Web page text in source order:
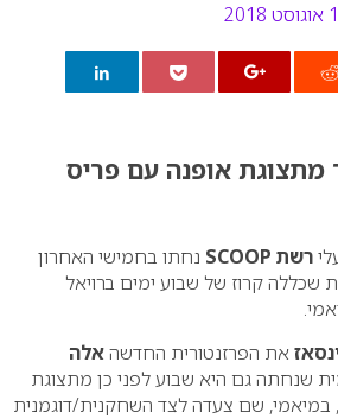
מתצוגת אופנה עם פריס
רשת SCOOP
נחתו בחמישי האחרון
שכללה קרוז של שבוע ימים ברויאל
את הפרזנטורית החדשהאלה
שנחתה גם היא שבוע לפני כן מתצוגת
שם צעדה לצד השחקנית/דוגמנית